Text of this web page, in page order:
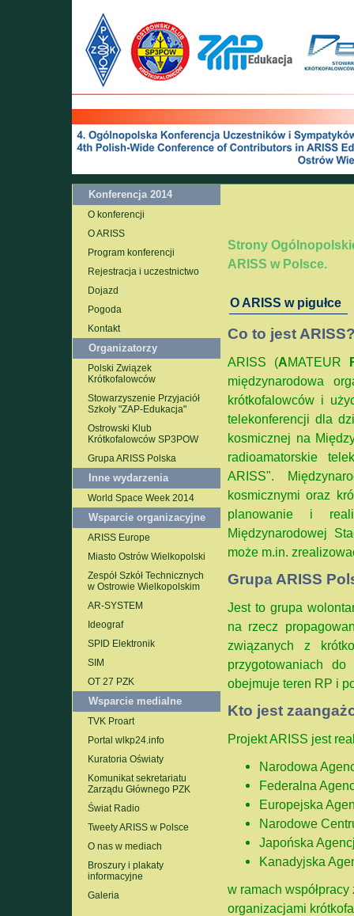
Konferencja 2014
O konferencji
O ARISS
Program konferencji
Rejestracja i uczestnictwo
Dojazd
Pogoda
Kontakt
Organizatorzy
Polski Związek
Krótkofalowców
Stowarzyszenie Przyjaciół
Szkoły "ZAP-Edukacja"
Ostrowski Klub
Krótkofalowców SP3POW
Grupa ARISS Polska
Inne wydarzenia
World Space Week 2014
Wsparcie organizacyjne
ARISS Europe
Miasto Ostrów Wielkopolski
Zespół Szkół Technicznych
w Ostrowie Wielkopolskim
AR-SYSTEM
Ideograf
SPID Elektronik
SIM
OT 27 PZK
Wsparcie medialne
TVK Proart
Portal wlkp24.info
Kuratoria Oświaty
Komunikat sekretariatu
Zarządu Głównego PZK
Świat Radio
Tweety ARISS w Polsce
O nas w mediach
Broszury i plakaty
informacyjne
Galeria
Strony
ARISS w Polsce.
O ARISS w pigułce
Co to jest
ARISS (AMATEUR
międzynarodowa
krótkofalowców i
telekonferencji dla
kosmicznej na
radioamatorskie
ARISS".
kosmicznymi oraz
planowanie i
Międzynarodowej
może m.in.
Grupa ARISS
Jest to grupa
na rzecz
związanych z
przygotowaniach
obejmuje teren RP i
Kto jest
Projekt ARISS jest
Narodowa
Federalna
Europejska
Narodowe
Japońska
Kanadyjska
w ramach
organizacjami